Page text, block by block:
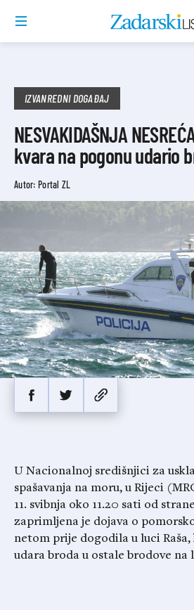
IZVANREDNI DOGAĐAJ
NESVAKIDAŠNJA
kvara na pogonu udario
Autor: Portal ZL
U Nacionalnoj središnjici za
spašavanja na moru, u Rijeci
11. svibnja oko 11.20 sati od
zaprimljena je dojava o
netom prije dogodila u luci
udara broda u ostale brodove na